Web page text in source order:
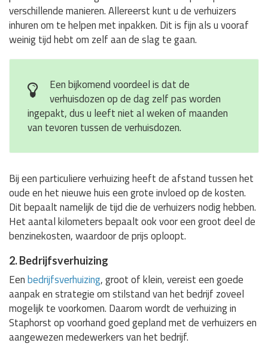
verschillende manieren. Allereerst kunt u de verhuizers
inhuren om te helpen met inpakken. Dit is fijn als u vooraf
weinig tijd hebt om zelf aan de slag te gaan.
Een bijkomend voordeel is dat de
verhuisdozen op de dag zelf pas worden
ingepakt, dus u leeft niet al weken of maanden
van tevoren tussen de verhuisdozen.
Bij een particuliere verhuizing heeft de afstand tussen het
oude en het nieuwe huis een grote invloed op de kosten.
Dit bepaalt namelijk de tijd die de verhuizers nodig hebben.
Het aantal kilometers bepaalt ook voor een groot deel de
benzinekosten, waardoor de prijs oploopt.
2. Bedrijfsverhuizing
Eenbedrijfsverhuizing, groot of klein, vereist een goede
aanpak en strategie om stilstand van het bedrijf zoveel
mogelijk te voorkomen. Daarom wordt de verhuizing in
Staphorst op voorhand goed gepland met de verhuizers en
aangewezen medewerkers van het bedrijf.